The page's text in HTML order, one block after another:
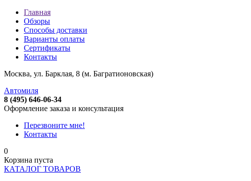
Главная
Обзоры
Способы доставки
Варианты оплаты
Сертификаты
Контакты
Москва, ул. Барклая, 8 (м. Багратионовская)
Автомиля
8 (495) 646-06-34
Оформление заказа и консультация
Перезвоните мне!
Контакты
0
Корзина пуста
КАТАЛОГ ТОВАРОВ